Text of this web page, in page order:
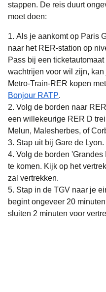
stappen. De reis duurt
moet doen:
Als je aankomt op Paris
naar het RER-station op
Pass bij een
wachtrijen voor wil zijn,
Metro-Train-RER kopen
Bonjour RATP(.
Volg de borden naar
een willekeurige RER D
Melun, Malesherbes, of
Stap uit bij Gare de Lyon.
Volg de borden
te komen. Kijk op het
zal vertrekken.
Stap in de TGV naar je
begint ongeveer 20
sluiten 2 minuten voor